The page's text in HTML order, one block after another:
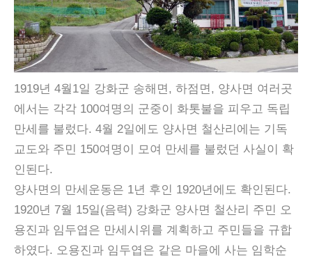
1919년 4월1일 강화군 송해면, 하점면, 양사면 여러곳
에서는 각각 100여명의 군중이 화톳불을 피우고 독립
만세를 불렀다. 4월 2일에도 양사면 철산리에는 기독
교도와 주민 150여명이 모여 만세를 불렀던 사실이 확
인된다.
양사면의 만세운동은 1년 후인 1920년에도 확인된다.
1920년 7월 15일(음력) 강화군 양사면 철산리 주민 오
용진과 임두엽은 만세시위를 계획하고 주민들을 규합
하였다. 오용진과 임두엽은 같은 마을에 사는 임학순